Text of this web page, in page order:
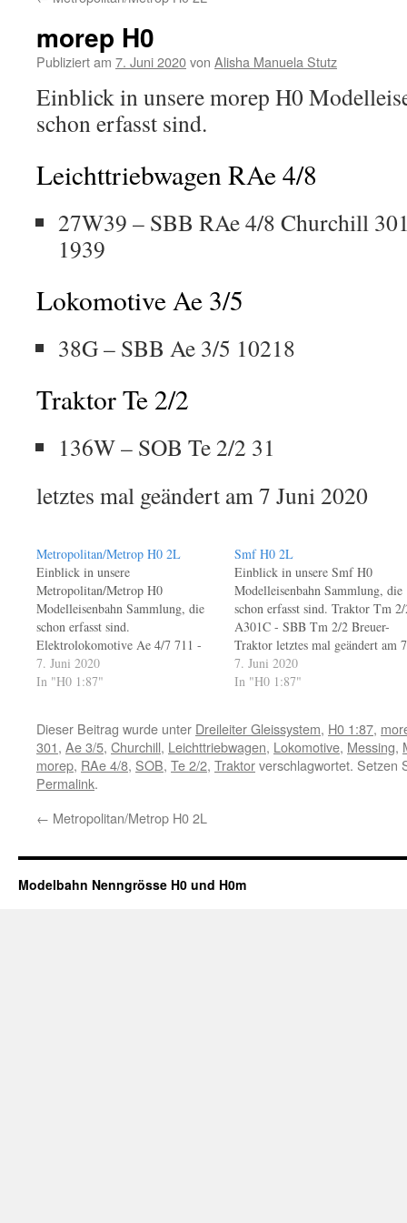
morep H0
Publiziert am 7. Juni 2020von Alisha Manuela Stutz
Einblick in unsere morep H0
schon erfasst sind.
Leichttriebwagen RAe 4/8
27W39 – SBB RAe 4/8 Churchill
1939
Lokomotive Ae 3/5
38G – SBB Ae 3/5 10218
Traktor Te 2/2
136W – SOB Te 2/2 31
letztes mal geändert am 7 Juni 2020
Metropolitan/Metrop H0 2L
Einblick in unsere
Metropolitan/Metrop H0
Modelleisenbahn Sammlung, die
schon erfasst sind.
Elektrolokomotive Ae 4/7 711 -
SBB Ae 4/7 10942
Elektrolokomotive Ae 6/8 698 -
BLS Ce 6/6 121
Elektrolokomotive Re 4/4 724 -
SBB Re 4/4 I 10040
Elektrolokomotive Te…
7. Juni 2020
In "H0 1:87"
Smf H0 2L
Einblick in unsere Smf H0
Modelleisenbahn Sammlung, die
schon erfasst sind. Traktor Tm
A301C - SBB Tm 2/2 Breuer-
Traktor letztes mal geändert am 7
Juni 2020
7. Juni 2020
In "H0 1:87"
Dieser Beitrag wurde unter Dreileiter Gleissystem, H0 1:87,
301, Ae 3/5, Churchill, Leichttriebwagen, Lokomotive, Messing,
morep, RAe 4/8, SOB, Te 2/2, Traktorverschlagwortet. Setzen
Permalink.
← Metropolitan/Metrop H0 2L
Modelbahn Nenngrösse H0 und H0m